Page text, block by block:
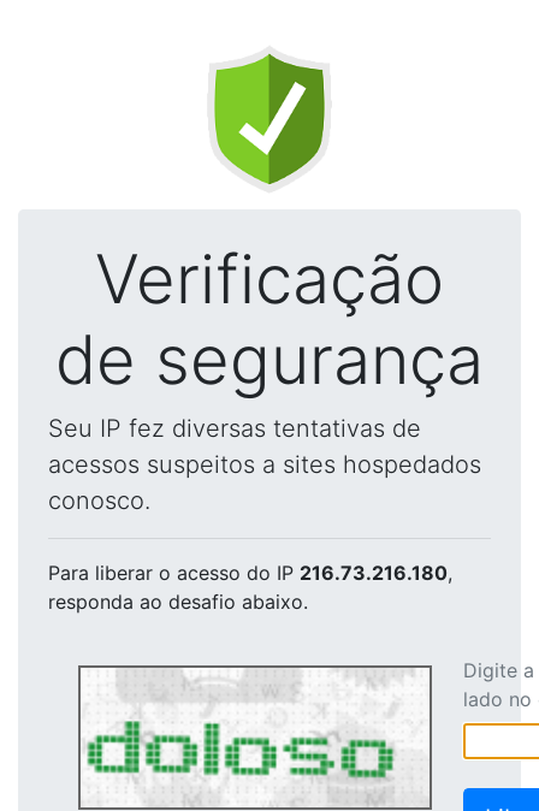
Verificação
de segurança
Seu IP fez diversas tentativas de
acessos suspeitos a sites hospedados
conosco.
Para liberar o acesso do IP 216.73.216.180,
responda ao desafio abaixo.
Digite
lado no